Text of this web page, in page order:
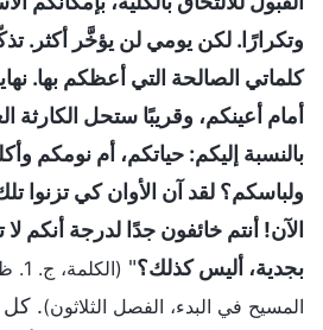
وتكرارًا. لكن يومي لن يؤخَّر أكثر.
كلماتي الصالحة التي أعظكم بها.
أمام أعينكم، وقريبًا ستحل الكارثة
بالنسبة إليكم: حياتكم، أم نومكم
ولباسكم؟ لقد آن الأوان كي تزنوا تلك
الآن! أنتم خائفون جدًا لدرجة أنكم لا
بجدية، أليس كذلك؟"
المسيح في البدء، الفصل الثلاثون). كل